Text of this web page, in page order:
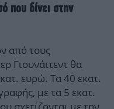
που δίνει στην
από τους
Γιουνάιτεντ θα
ευρώ. Τα 40 εκατ.
με τα 5 εκατ.